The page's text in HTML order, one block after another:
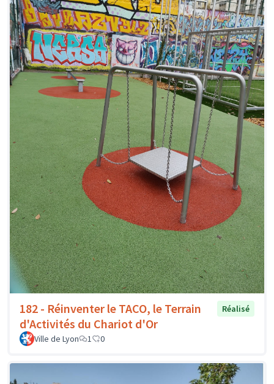
182 - Réinventer le TACO, le Terrain
d'Activités du Chariot d'Or
Réalisé
Ville de Lyon 1 0